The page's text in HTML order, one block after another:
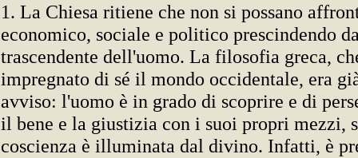
1. La Chiesa ritiene che non si possano
economico, sociale e politico prescindendo
trascendente dell'uomo. La filosofia greca,
impregnato di sé il mondo occidentale, era
avviso: l'uomo è in grado di scoprire e di
il bene e la giustizia con i suoi propri mezzi,
coscienza è illuminata dal divino. Infatti, è